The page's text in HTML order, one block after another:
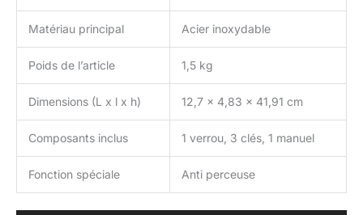
Matériau principal Acier inoxydable
Poids de l’article 1,5 kg
Dimensions (L x l x h) 12,7 x 4,83 x 41,91 cm
Composants inclus 1 verrou, 3 clés, 1 manuel
Fonction spéciale Anti perceuse